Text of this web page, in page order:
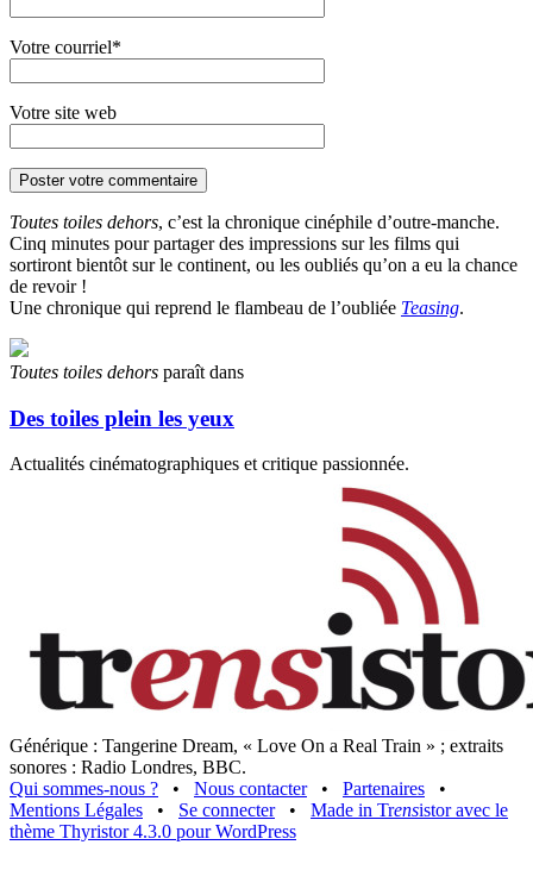
Votre courriel*
Votre site web
Toutes toiles dehors, c’est la chronique cinéphile d’outre-manche.
Cinq minutes pour partager des impressions sur les films qui
sortiront bientôt sur le continent, ou les oubliés qu’on a eu la chance
de revoir !
Une chronique qui reprend le flambeau de l’oubliée Teasing.
Toutes toiles dehors paraît dans
Des toiles plein les yeux
Actualités cinématographiques et critique passionnée.
Générique : Tangerine Dream, « Love On a Real Train » ; extraits
sonores : Radio Londres, BBC.
Qui sommes-nous ?
• Nous contacter • Partenaires
•
Mentions Légales
• Se connecter • Made in Trensistor avec le
thème Thyristor 4.3.0 pour WordPress